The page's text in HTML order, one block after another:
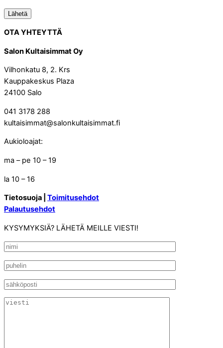
OTA YHTEYTTÄ
Salon Kultaisimmat Oy
Vilhonkatu 8, 2. Krs
Kauppakeskus Plaza
24100 Salo
041 3178 288
kultaisimmat@salonkultaisimmat.fi
Aukioloajat:
ma – pe 10 – 19
la 10 – 16
Tietosuoja | Toimitusehdot
Palautusehdot
KYSYMYKSIÄ? LÄHETÄ MEILLE VIESTI!